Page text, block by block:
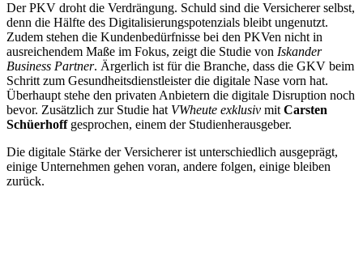
Der PKV droht die Verdrängung. Schuld sind die Versicherer selbst,
denn die Hälfte des Digitalisierungspotenzials bleibt ungenutzt.
Zudem stehen die Kundenbedürfnisse bei den PKVen nicht in
ausreichendem Maße im Fokus, zeigt die Studie von Iskander
Business Partner. Ärgerlich ist für die Branche, dass die GKV beim
Schritt zum Gesundheitsdienstleister die digitale Nase vorn hat.
Überhaupt stehe den privaten Anbietern die digitale Disruption noch
bevor. Zusätzlich zur Studie hat VWheute exklusiv mitCarsten
Schüerhoffgesprochen, einem der Studienherausgeber.
Die digitale Stärke der Versicherer ist unterschiedlich ausgeprägt,
einige Unternehmen gehen voran, andere folgen, einige bleiben
zurück.